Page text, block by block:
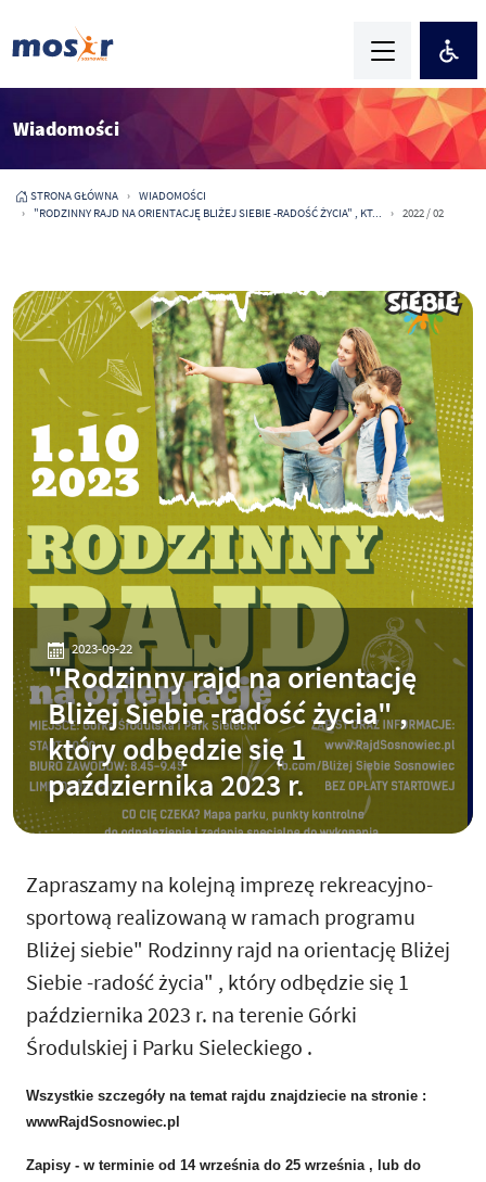
Wiadomości
STRONA GŁÓWNA
WIADOMOŚCI
"RODZINNY RAJD NA ORIENTACJĘ BLIŻEJ SIEBIE -RADOŚĆ ŻYCIA" , KT...
2022 / 02
2023-09-22
"Rodzinny rajd na orientację
Bliżej Siebie -radość życia" ,
który odbędzie się 1
października 2023 r.
Zapraszamy na kolejną imprezę rekreacyjno-
sportową realizowaną w ramach programu
Bliżej siebie" Rodzinny rajd na orientację Bliżej
Siebie -radość życia" , który odbędzie się 1
października 2023 r. na terenie Górki
Środulskiej i Parku Sieleckiego .
Wszystkie szczegóły na temat rajdu znajdziecie na stronie :
wwwRajdSosnowiec.pl
Zapisy - w terminie od 14 września do 25 września , lub do